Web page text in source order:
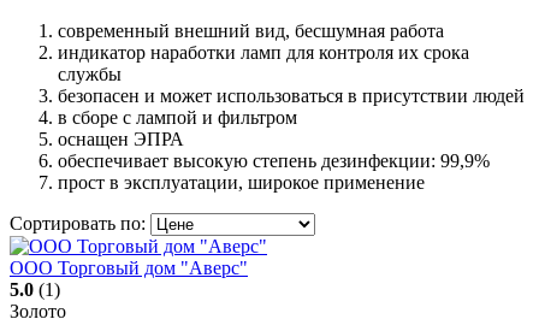
современный внешний вид, бесшумная работа
индикатор наработки ламп для контроля их срока
службы
безопасен и может использоваться в присутствии людей
в сборе с лампой и фильтром
оснащен ЭПРА
обеспечивает высокую степень дезинфекции: 99,9%
прост в эксплуатации, широкое применение
Сортировать по:
ООО Торговый дом "Аверс"
5.0 (1)
Золото